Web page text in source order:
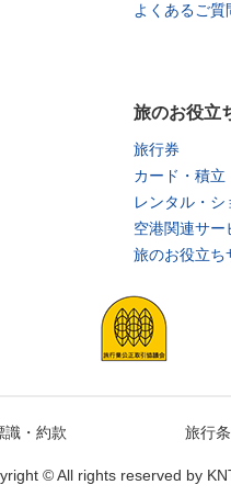
よくあるご質
旅のお役立
旅行券
カード・積立
レンタル・シ
空港関連サー
旅のお役立ち
識・約款 旅行
© All rights reserved by